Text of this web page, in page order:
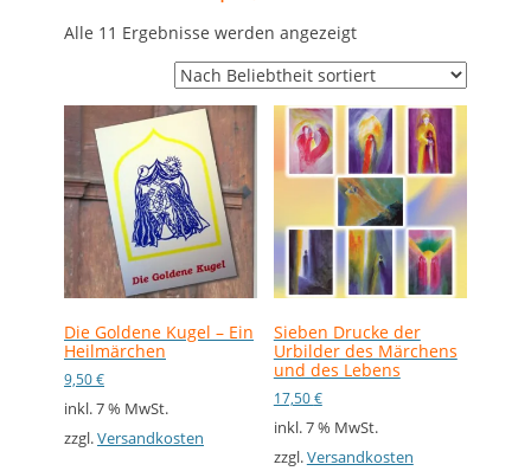
Alle 11 Ergebnisse werden angezeigtNach
Beliebtheit
sortiert
Die Goldene Kugel – Ein
Heilmärchen
9,50€
inkl. 7 % MwSt.
zzgl.Versandkosten
Sieben Drucke der
Urbilder des Märchens
und des Lebens
17,50€
inkl. 7 % MwSt.
zzgl.Versandkosten